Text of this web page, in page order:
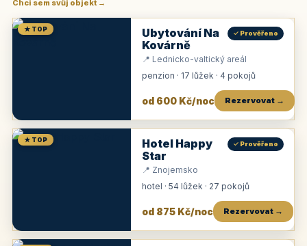
Chci sem svůj objekt →
★ TOP
Ubytování Na
Kovárně
✓ Prověřeno
📍 Lednicko-valtický areál
penzion · 17 lůžek · 4 pokojů
od 600 Kč/noc Rezervovat →
★ TOP
Hotel Happy
Star
✓ Prověřeno
📍 Znojemsko
hotel · 54 lůžek · 27 pokojů
od 875 Kč/noc Rezervovat →